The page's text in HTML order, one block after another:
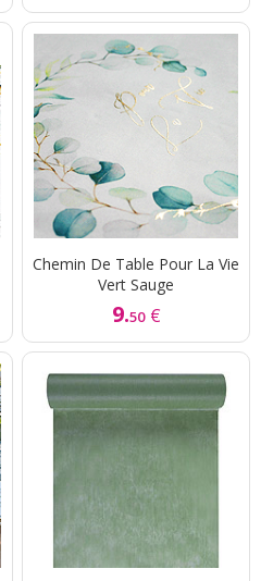
Chemin De Table Pour La Vie
Vert Sauge
9.50 €